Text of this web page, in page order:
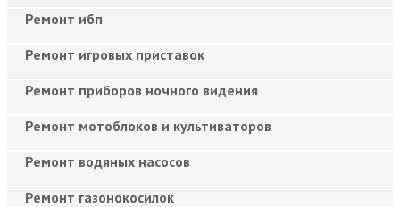
Ремонт ибп
Ремонт игровых приставок
Ремонт приборов ночного видения
Ремонт мотоблоков и культиваторов
Ремонт водяных насосов
Ремонт газонокосилок